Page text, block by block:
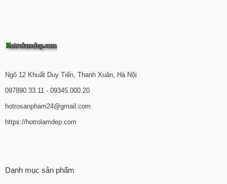
Ngõ 12 Khuất Duy Tiến, Thanh Xuân, Hà Nội
097890.33.11 - 09345.000.20
hotrosanpham24@gmail.com
https://hotrolamdep.com
Danh mục sản phẩm